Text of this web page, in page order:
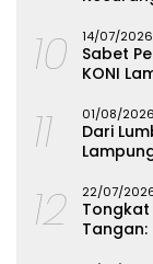
10 14/07/2026
Sabet
KONI
11 01/08/2026
Dari
12 22/07/
Tongkat